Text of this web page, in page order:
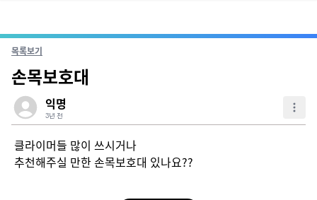
목록보기
손목보호대
익명
3년 전
클라이머들 많이 쓰시거나
추천해주실 만한 손목보호대 있나요??